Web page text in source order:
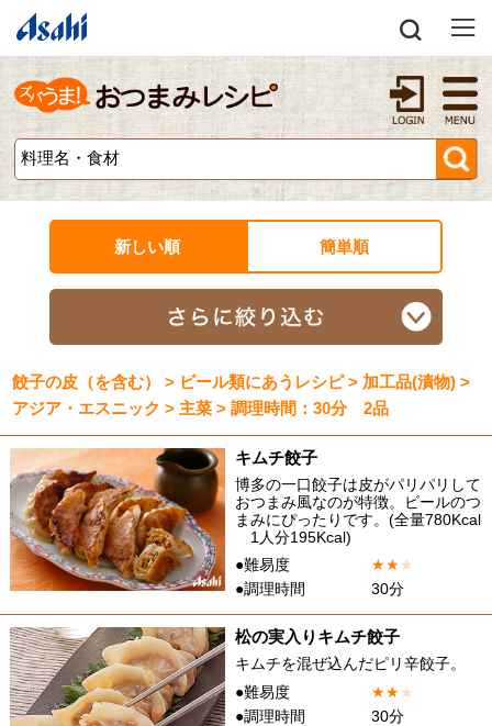
新しい順 簡単順
餃子の皮（を含む） > ビール類にあうレシピ > 加工品(漬物) >
アジア・エスニック > 主菜 > 調理時間：30分 2品
キムチ餃子
博多の一口餃子は皮がパリパリして
おつまみ風なのが特徴。ビールのつ
まみにぴったりです。(全量780Kcal
1人分195Kcal)
●難易度
★★★
●調理時間
30分
松の実入りキムチ餃子
キムチを混ぜ込んだピリ辛餃子。
●難易度
★★★
●調理時間
30分